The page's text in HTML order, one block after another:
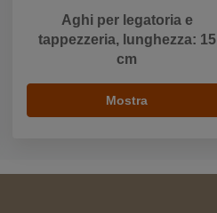
Aghi per legatoria e
tappezzeria, lunghezza: 15
cm
Mostra